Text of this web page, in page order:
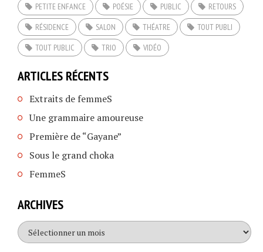
PETITE ENFANCE
POÉSIE PUBLIC
RETOURS
RÉSIDENCE
SALON THÉATRE
TOUT PUBLI
TOUT PUBLIC
TRIO VIDÉO
ARTICLES RÉCENTS
Extraits de femmeS
Une grammaire amoureuse
Première de “Gayane”
Sous le grand choka
FemmeS
ARCHIVES
Archives